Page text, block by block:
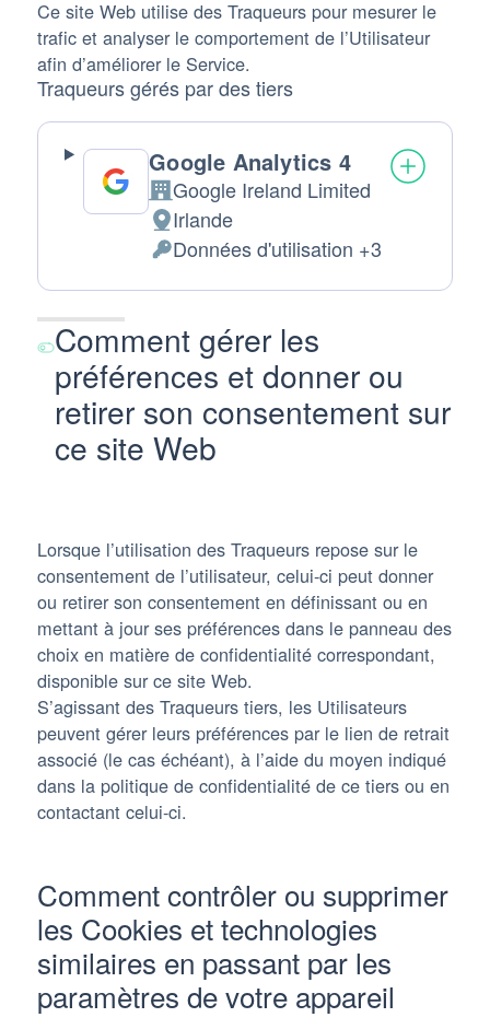
Ce site Web utilise des Traqueurs pour mesurer le
trafic et analyser le comportement de l’Utilisateur
afin d’améliorer le Service.
Traqueurs gérés par des tiers
Google Analytics 4
Entreprise:
Google Ireland Limited
Lieu
de
traitement
Irlande
Données
personnelles
:
Données d'utilisation +3
Comment gérer les
préférences et donner ou
retirer son consentement sur
ce site Web
Lorsque l’utilisation des Traqueurs repose sur le
consentement de l’utilisateur, celui-ci peut donner
ou retirer son consentement en définissant ou en
mettant à jour ses préférences dans le panneau des
choix en matière de confidentialité correspondant,
disponible sur ce site Web.
S’agissant des Traqueurs tiers, les Utilisateurs
peuvent gérer leurs préférences par le lien de retrait
associé (le cas échéant), à l’aide du moyen indiqué
dans la politique de confidentialité de ce tiers ou en
contactant celui-ci.
Comment contrôler ou supprimer
les Cookies et technologies
similaires en passant par les
paramètres de votre appareil